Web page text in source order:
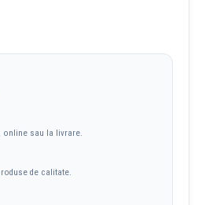
baza de alcool, cu miros redus.
online sau la livrare.
de calitate.